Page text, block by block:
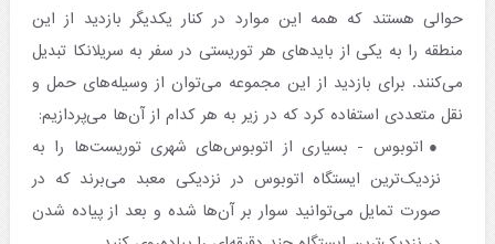
حوالی هستند که همه این موارد در کنار یکدیگر بازدید از این
منطقه را به یکی از بایدهای هر توریستی در سفر به سریلانکا تبدیل
می‌کنند. برای بازدید از این مجموعه می‌توان از وسیله‌های حمل و
نقل متعددی استفاده کرد که در زیر به هر کدام از آن‌ها می‌پردازیم:
اتوبوس - بسیاری از اتوبوس‌های شهری توریست‌ها را به
نزدیک‌ترین ایستگاه اتوبوس در نزدیکی معبد می‌برند که در
صورت تمایل می‌توانید سوار بر آن‌ها شده و بعد از پیاده شدن